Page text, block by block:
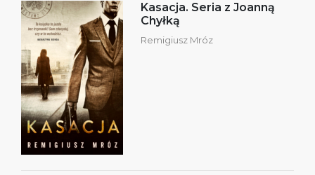
Kasacja. Seria z Joanną
Chyłką
Remigiusz Mróz